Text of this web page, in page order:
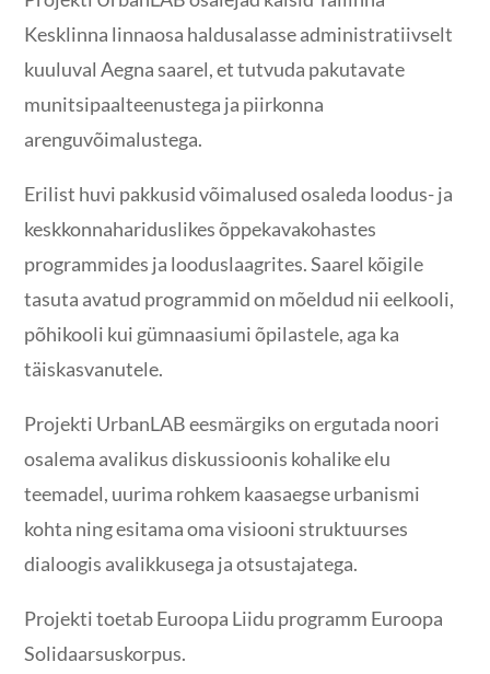
Kesklinna linnaosa haldusalasse administratiivselt
kuuluval Aegna saarel, et tutvuda pakutavate
munitsipaalteenustega ja piirkonna
arenguvõimalustega.
Erilist huvi pakkusid võimalused osaleda loodus- ja
keskkonnahariduslikes õppekavakohastes
programmides ja looduslaagrites. Saarel kõigile
tasuta avatud programmid on mõeldud nii eelkooli,
põhikooli kui gümnaasiumi õpilastele, aga ka
täiskasvanutele.
Projekti UrbanLAB eesmärgiks on ergutada noori
osalema avalikus diskussioonis kohalike elu
teemadel, uurima rohkem kaasaegse urbanismi
kohta ning esitama oma visiooni struktuurses
dialoogis avalikkusega ja otsustajatega.
Projekti toetab Euroopa Liidu programm Euroopa
Solidaarsuskorpus.